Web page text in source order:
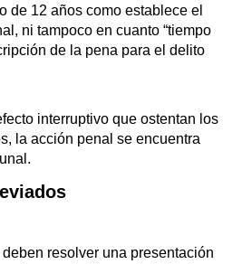
de 12 años como establece el
ni tampoco en cuanto “tiempo
de la pena para el delito
interruptivo que ostentan los
la acción penal se encuentra
resolver una presentación